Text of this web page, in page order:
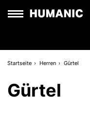
Startseite Herren Gürtel
Gürtel